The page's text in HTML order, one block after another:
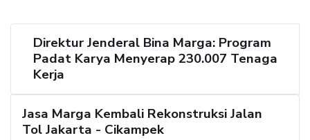
Direktur Jenderal Bina Marga: Program
Padat Karya Menyerap 230.007 Tenaga
Kerja
Jasa Marga Kembali Rekonstruksi Jalan
Tol Jakarta - Cikampek